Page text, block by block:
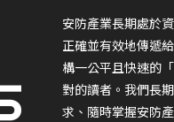
安防產業長期處於
正確並有效地傳遞
構一公平且快速的
對的讀者。我們長
求、隨時掌握安防